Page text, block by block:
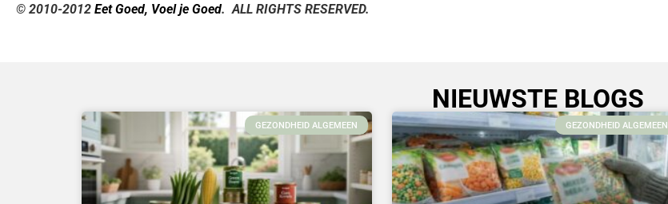
© 2010-2012 Eet Goed, Voel je Goed. ALL RIGHTS RESERVED.
NIEUWSTE BLOGS
GEZONDHEID ALGEMEEN GEZONDHEID ALGEMEEN